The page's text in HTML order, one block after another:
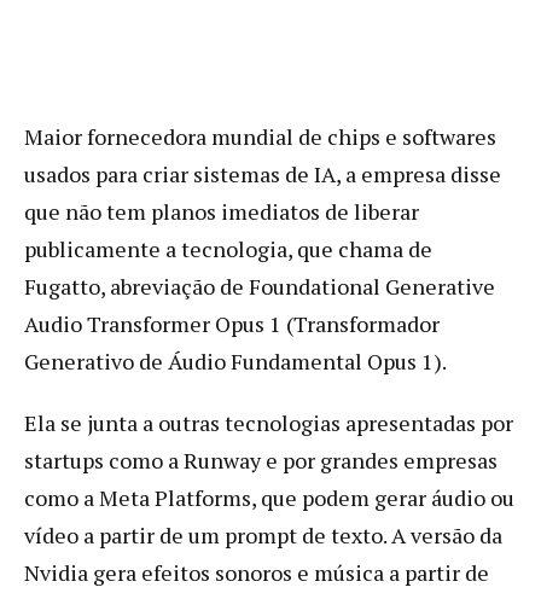
Maior fornecedora mundial de chips e softwares
usados para criar sistemas de IA, a empresa disse
que não tem planos imediatos de liberar
publicamente a tecnologia, que chama de
Fugatto, abreviação de Foundational Generative
Audio Transformer Opus 1 (Transformador
Generativo de Áudio Fundamental Opus 1).
Ela se junta a outras tecnologias apresentadas por
startups como a Runway e por grandes empresas
como a Meta Platforms, que podem gerar áudio ou
vídeo a partir de um prompt de texto. A versão da
Nvidia gera efeitos sonoros e música a partir de